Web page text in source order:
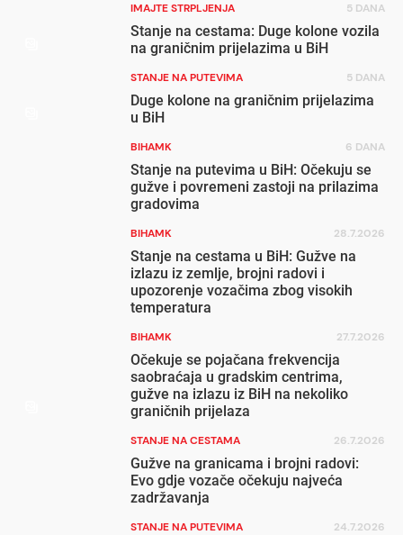
IMAJTE STRPLJENJA 5 DANA
Stanje na cestama: Duge kolone vozila
na graničnim prijelazima u BiH
STANJE NA PUTEVIMA 5 DANA
Duge kolone na graničnim prijelazima
u BiH
BIHAMK 6 DANA
Stanje na putevima u BiH: Očekuju se
gužve i povremeni zastoji na prilazima
gradovima
BIHAMK 28.7.2026
Stanje na cestama u BiH: Gužve na
izlazu iz zemlje, brojni radovi i
upozorenje vozačima zbog visokih
temperatura
BIHAMK 27.7.2026
Očekuje se pojačana frekvencija
saobraćaja u gradskim centrima,
gužve na izlazu iz BiH na nekoliko
graničnih prijelaza
STANJE NA CESTAMA 26.7.2026
Gužve na granicama i brojni radovi:
Evo gdje vozače očekuju najveća
zadržavanja
STANJE NA PUTEVIMA 24.7.2026